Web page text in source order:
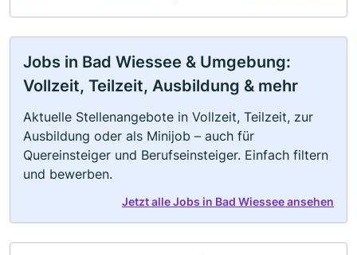
Jobs in Bad Wiessee & Umgebung:
Vollzeit, Teilzeit, Ausbildung & mehr
Aktuelle Stellenangebote in Vollzeit, Teilzeit, zur
Ausbildung oder als Minijob – auch für
Quereinsteiger und Berufseinsteiger. Einfach filtern
und bewerben.
Jetzt alle Jobs in Bad Wiessee ansehen